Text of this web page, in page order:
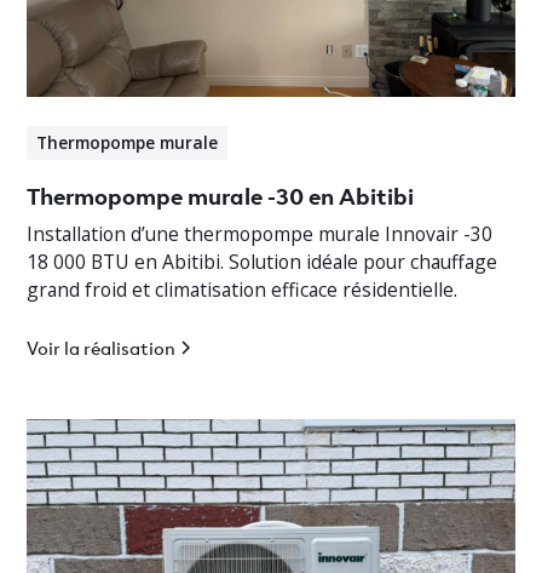
Thermopompe murale
Thermopompe murale -30 en Abitibi
Installation d’une thermopompe murale Innovair -30
18 000 BTU en Abitibi. Solution idéale pour chauffage
grand froid et climatisation efficace résidentielle.
Voir la réalisation